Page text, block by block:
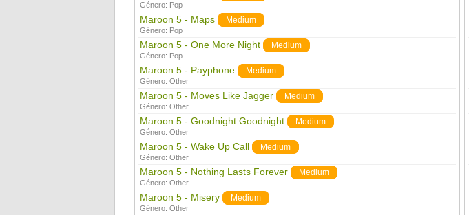
Género: Pop
Maroon 5 - Maps Medium
Género: Pop
Maroon 5 - One More Night Medium
Género: Pop
Maroon 5 - Payphone Medium
Género: Other
Maroon 5 - Moves Like Jagger Medium
Género: Other
Maroon 5 - Goodnight Goodnight Medium
Género: Other
Maroon 5 - Wake Up Call Medium
Género: Other
Maroon 5 - Nothing Lasts Forever Medium
Género: Other
Maroon 5 - Misery Medium
Género: Other